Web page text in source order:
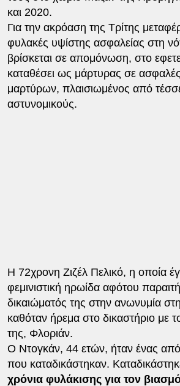
και 2020.
Για την ακρόαση της Τρίτης
φυλακές υψίστης ασφαλείας στη
βρίσκεται σε απομόνωση, στο
καταθέσει ως μάρτυρας σε
μαρτύρων, πλαισιωμένος από
αστυνομικούς.
Η 72χρονη Ζιζέλ Πελικό, η οποία
φεμινιστική ηρωίδα αφότου
δικαιώματός της στην ανωνυμία
καθόταν ήρεμα στο δικαστήριο με
της, Φλοριάν.
Ο Ντογκάν, 44 ετών, ήταν ένας
που καταδικάστηκαν.
χρόνια φυλάκισης για τον